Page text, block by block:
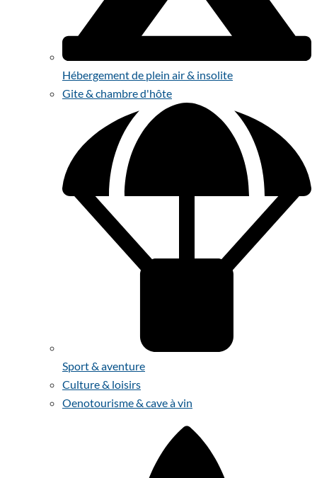
Hébergement de plein air & insolite
Gite & chambre d'hôte
Sport & aventure
Culture & loisirs
Oenotourisme & cave à vin